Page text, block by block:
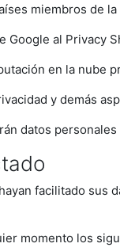
miembros de
Google al Privacy
en la nube
y demás
datos
facilitado
momento los